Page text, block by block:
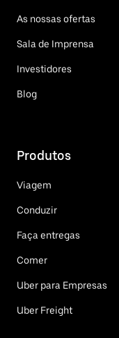
As nossas ofertas
Sala de Imprensa
Investidores
Blog
Produtos
Viagem
Conduzir
Faça entregas
Comer
Uber para Empresas
Uber Freight